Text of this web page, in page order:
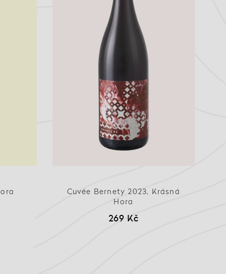
Cuvée Bernety 2023, Krásná
Hora
269 Kč